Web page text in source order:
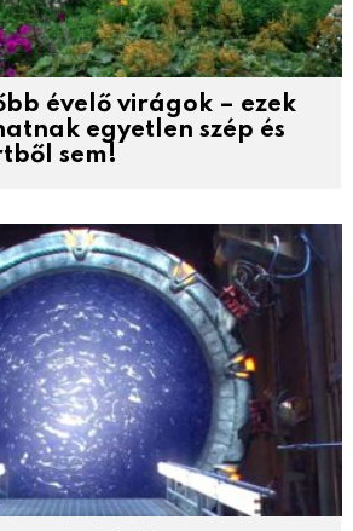
évelő virágok – ezek
egyetlen szép és
sem!